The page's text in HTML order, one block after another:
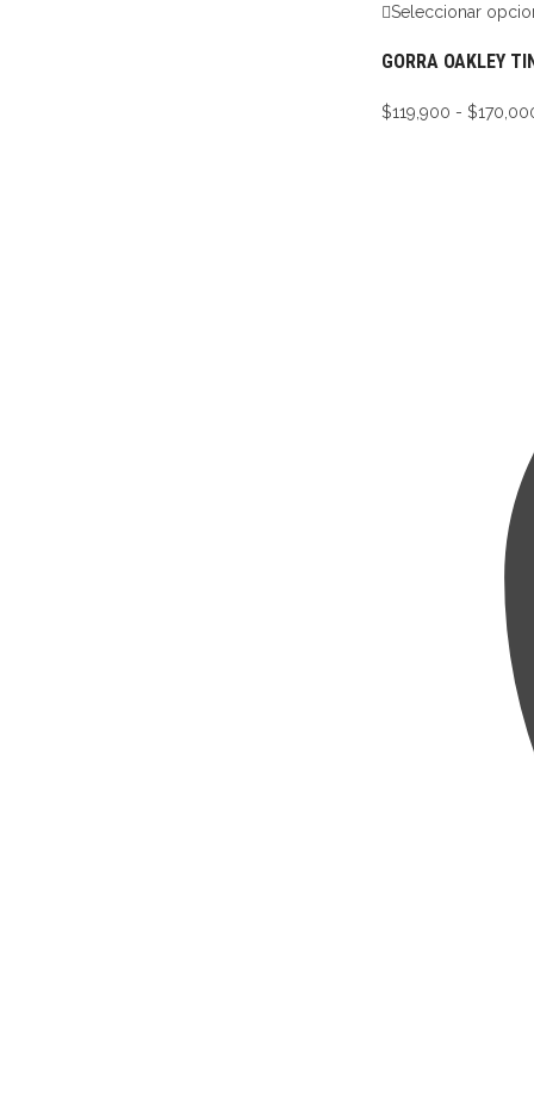
Seleccionar
GORRA OAKLEY
$119,900 - $